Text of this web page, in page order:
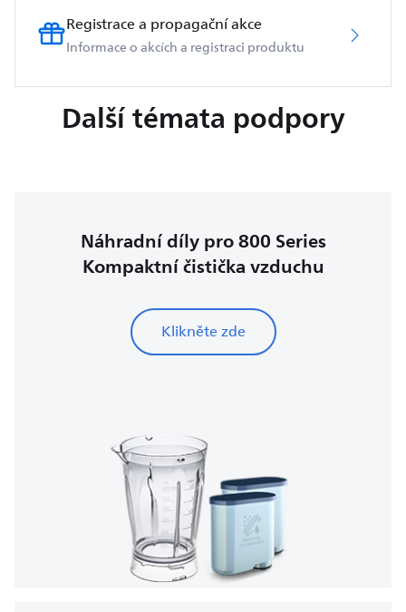
Registrace a propagační akce
Informace o akcích a registraci produktu
Další témata podpory
Náhradní díly pro 800 Series
Kompaktní čistička vzduchu
Klikněte zde